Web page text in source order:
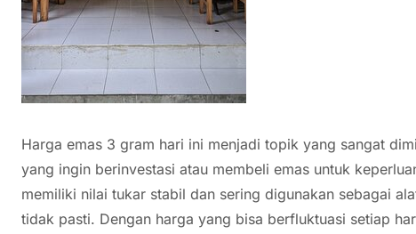
Harga emas 3 gram hari ini menjadi topik yang sangat
yang ingin berinvestasi atau membeli emas untuk
memiliki nilai tukar stabil dan sering digunakan sebagai
tidak pasti. Dengan harga yang bisa berfluktuasi setiap